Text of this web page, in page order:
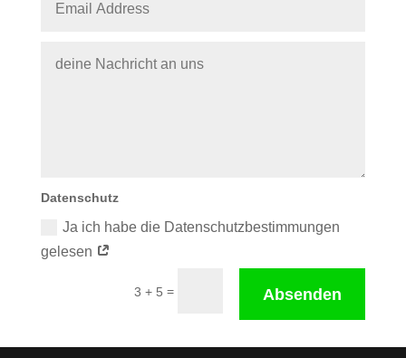
Datenschutz
Ja ich habe die Datenschutzbestimmungen
gelesen
3 + 5 = Absenden